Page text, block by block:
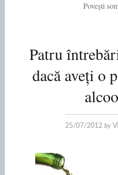
Povești
Patru
dacă aveți o
25/07/2012 by